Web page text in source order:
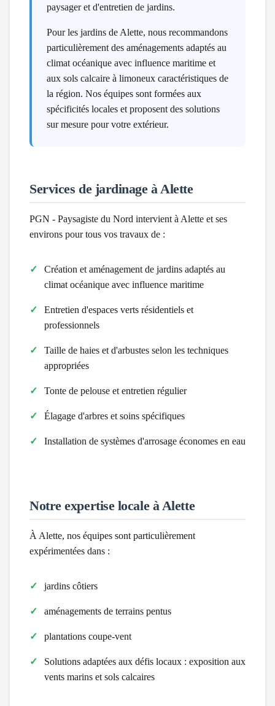
paysager et d'entretien de jardins.
Pour les jardins de Alette, nous recommandons
particulièrement des aménagements adaptés au
climat océanique avec influence maritime et
aux sols calcaire à limoneux caractéristiques de
la région. Nos équipes sont formées aux
spécificités locales et proposent des solutions
sur mesure pour votre extérieur.
Services de jardinage àAlette
PGN - Paysagiste du Nord intervient à Alette et ses
environs pour tous vos travaux de :
Création et aménagement de jardins adaptés au
climat océanique avec influence maritime
Entretien d'espaces verts résidentiels et
professionnels
Taille de haies et d'arbustes selon les techniques
appropriées
Tonte de pelouse et entretien régulier
Élagage d'arbres et soins spécifiques
Installation de systèmes d'arrosage économes en eau
Notre expertise locale à Alette
À Alette, nos équipes sont particulièrement
expérimentées dans :
jardins côtiers
aménagements de terrains pentus
plantations coupe-vent
Solutions adaptées aux défis locaux : exposition aux
vents marins et sols calcaires